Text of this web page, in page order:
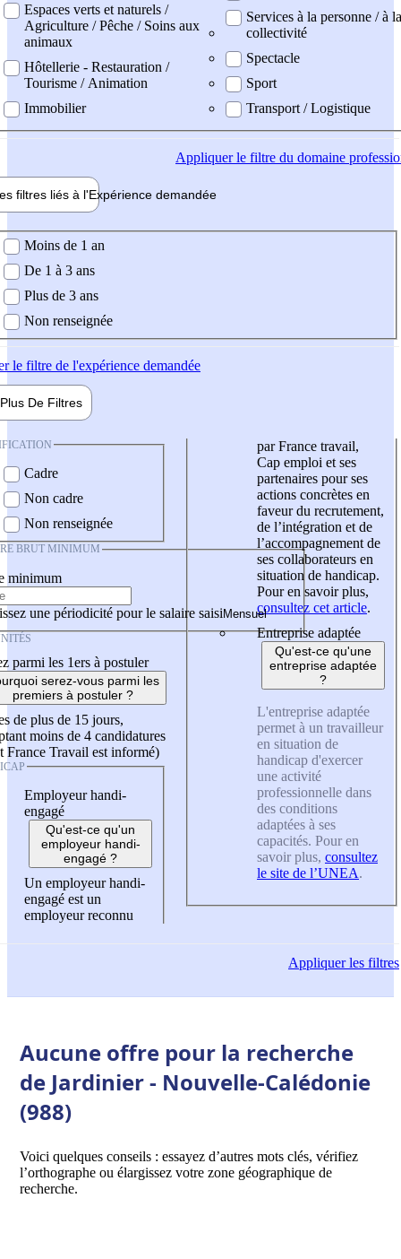
Espaces verts et naturels /
Agriculture / Pêche / Soins aux
animaux
Hôtellerie - Restauration /
Tourisme / Animation
Immobilier
Services à la personne / à la
collectivité
Spectacle
Sport
Transport / Logistique
Appliquerle filtre du domaine
filtres liés à l'Expérience demandée
demandée
Moins de 1 an
De 1 à 3 ans
Plus de 3 ans
Non renseignée
le filtre de l'expérience demandée
Plus De Filtres
Cadre
Non cadre
Non renseignée
BRUT MINIMUM
minimum
une périodicité pour le salaire saisi
parmi les 1ers à postuler
serez-vous parmi les
premiers à postuler ?
de plus de 15 jours,
moins de 4 candidatures
France Travail est informé)
Employeur handi-
engagé
Qu'est-ce qu'un
employeur handi-
engagé ?
Un employeur handi-
engagé est un
employeur reconnu
par France travail,
Cap emploi et ses
partenaires pour ses
actions concrètes en
faveur du recrutement,
de l’intégration et de
l’accompagnement de
ses collaborateurs en
situation de handicap.
Pour en savoir plus,
consultez cet article.
Entreprise adaptée
Qu'est-ce qu'une
entreprise adaptée
?
L'entreprise adaptée
permet à un travailleur
en situation de
handicap d'exercer
une activité
professionnelle dans
des conditions
adaptées à ses
capacités. Pour en
savoir plus, consultez
le site de l’UNEA.
Appliquerles filtres
Aucune offre pour la recherche
de Jardinier - Nouvelle-Calédonie
(988)
Voici quelques conseils : essayez d’autres mots clés, vérifiez
l’orthographe ou élargissez votre zone géographique de
recherche.